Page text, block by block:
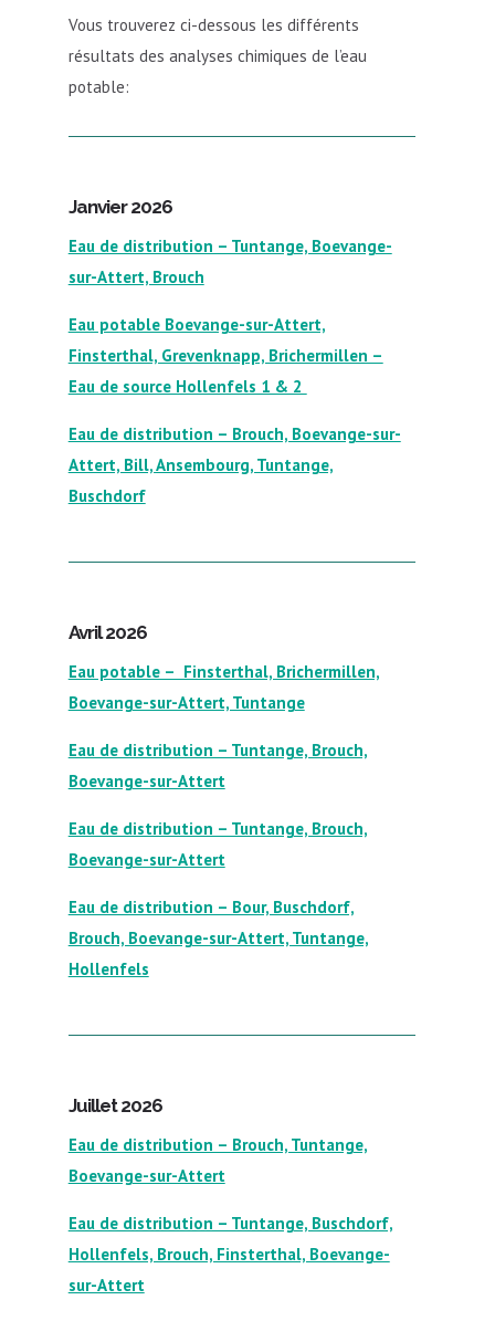
Vous trouverez ci-dessous les différents
résultats des analyses chimiques de l’eau
potable:
Janvier 2026
Eau de distribution – Tuntange, Boevange-
sur-Attert, Brouch
Eau potable Boevange-sur-Attert,
Finsterthal, Grevenknapp, Brichermillen –
Eau de source Hollenfels 1 & 2
Eau de distribution – Brouch, Boevange-sur-
Attert, Bill, Ansembourg, Tuntange,
Buschdorf
Avril 2026
Eau potable – Finsterthal, Brichermillen,
Boevange-sur-Attert, Tuntange
Eau de distribution – Tuntange, Brouch,
Boevange-sur-Attert
Eau de distribution – Tuntange, Brouch,
Boevange-sur-Attert
Eau de distribution – Bour, Buschdorf,
Brouch, Boevange-sur-Attert, Tuntange,
Hollenfels
Juillet 2026
Eau de distribution – Brouch, Tuntange,
Boevange-sur-Attert
Eau de distribution – Tuntange, Buschdorf,
Hollenfels, Brouch, Finsterthal, Boevange-
sur-Attert